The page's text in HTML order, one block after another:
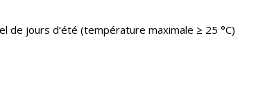
de jours d’été (température maximale ≥ 25 °C)